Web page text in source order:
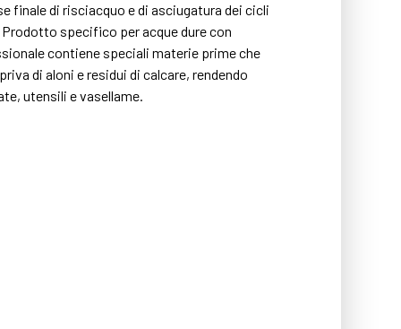
finale di risciacquo e di asciugatura dei cicli
specifico per acque dure con
contiene speciali materie prime che
di aloni e residui di calcare, rendendo
utensili e vasellame.